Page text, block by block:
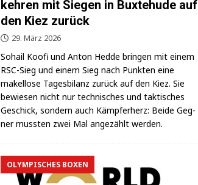
kehren mit Siegen in Buxtehude auf
den Kiez zurück
29. März 2026
Sohail Koo­fi und Anton Hed­de brin­gen mit einem
RSC-Sieg und einem Sieg nach Punk­ten eine
makel­lo­se Tages­bi­lanz zurück auf den Kiez. Sie
bewie­sen nicht nur tech­ni­sches und tak­ti­sches
Geschick, son­dern auch Kämp­fer­herz: Bei­de Geg­
ner muss­ten zwei Mal ange­zählt werden.
OLYMPISCHES BOXEN